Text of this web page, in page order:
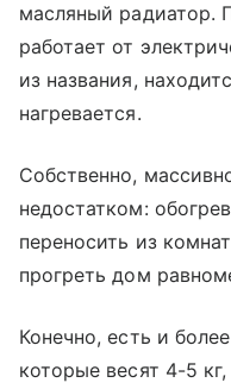
масляный радиатор.
работает от
из названия,
нагревается.
Собственно,
недостатком:
переносить из
прогреть дом
Конечно, есть и
которые весят 4-5